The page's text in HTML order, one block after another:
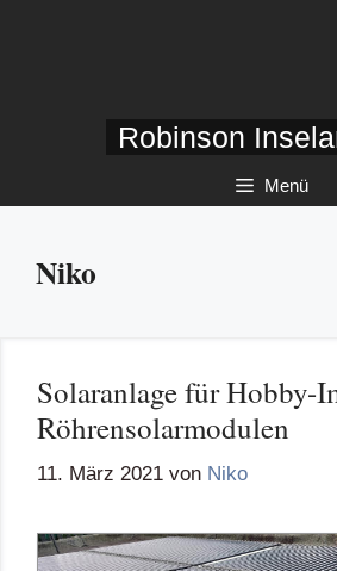
Robinson
Menü
Niko
Solaranlage für Hobby-
Röhrensolarmodulen
11. März 2021 von Niko